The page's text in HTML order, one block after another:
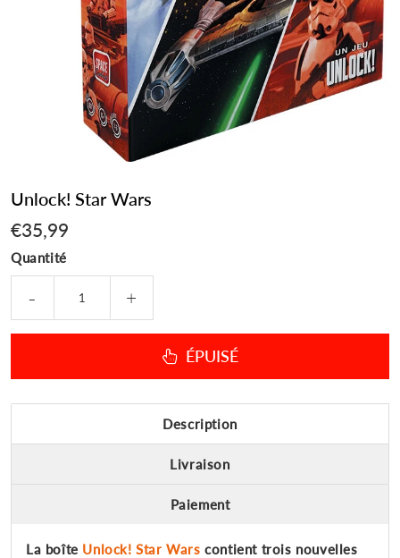
Unlock! Star Wars
€35,99
Quantité
+
-
ÉPUISÉ
Description
Livraison
Paiement
La boîte Unlock! Star Wars contient trois nouvelles